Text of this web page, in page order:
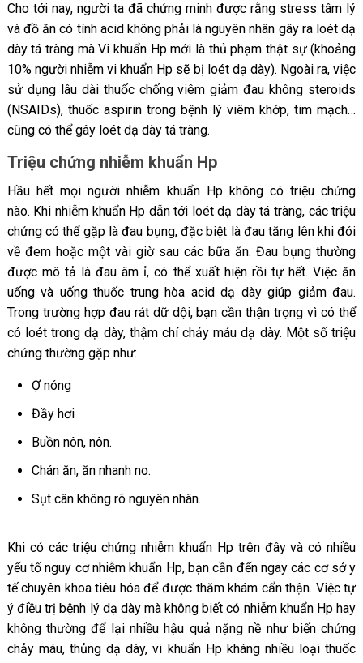
Cho tới nay, người ta đã chứng minh được rằng stress tâm lý
và đồ ăn có tính acid không phải là nguyên nhân gây ra loét dạ
dày tá tràng mà Vi khuẩn Hp mới là thủ phạm thật sự (khoảng
10% người nhiễm vi khuẩn Hp sẽ bị loét dạ dày). Ngoài ra, việc
sử dụng lâu dài thuốc chống viêm giảm đau không steroids
(NSAIDs), thuốc aspirin trong bệnh lý viêm khớp, tim mạch…
cũng có thể gây loét dạ dày tá tràng.
Triệu chứng nhiễm khuẩn Hp
Hầu hết mọi người nhiễm khuẩn Hp không có triệu chứng
nào. Khi nhiễm khuẩn Hp dẫn tới loét dạ dày tá tràng, các triệu
chứng có thể gặp là đau bụng, đặc biệt là đau tăng lên khi đói
về đem hoặc một vài giờ sau các bữa ăn. Đau bụng thường
được mô tả là đau âm ỉ, có thể xuất hiện rồi tự hết. Việc ăn
uống và uống thuốc trung hòa acid dạ dày giúp giảm đau.
Trong trường hợp đau rát dữ dội, bạn cần thận trọng vì có thể
có loét trong dạ dày, thậm chí chảy máu dạ dày. Một số triệu
chứng thường gặp như:
Ợ nóng
Đầy hơi
Buồn nôn, nôn.
Chán ăn, ăn nhanh no.
Sụt cân không rõ nguyên nhân.
Khi có các triệu chứng nhiễm khuẩn Hp trên đây và có nhiều
yếu tố nguy cơ nhiễm khuẩn Hp, bạn cần đến ngay các cơ sở y
tế chuyên khoa tiêu hóa để được thăm khám cẩn thận. Việc tự
ý điều trị bệnh lý dạ dày mà không biết có nhiễm khuẩn Hp hay
không thường để lại nhiều hậu quả nặng nề như biến chứng
chảy máu, thủng dạ dày, vi khuẩn Hp kháng nhiều loại thuốc